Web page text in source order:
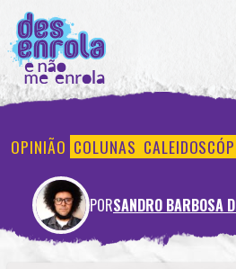
OPINIÃO COLUNAS
PORSANDRO BARBOSA